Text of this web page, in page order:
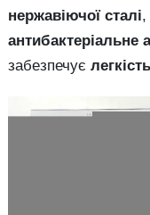
нержавіючої сталі,
антибактеріальне
забезпечує